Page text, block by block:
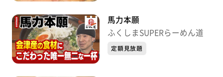
馬力本願
ふくしまSUPERらーめん道
定額見放題